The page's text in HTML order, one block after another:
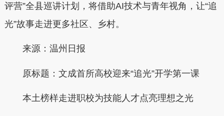
评营”全县巡讲计划，将借助AI技术与青年视角，让“追
光”故事走进更多社区、乡村。
来源：温州日报
原标题：文成首所高校迎来“追光”开学第一课
本土榜样走进职校为技能人才点亮理想之光